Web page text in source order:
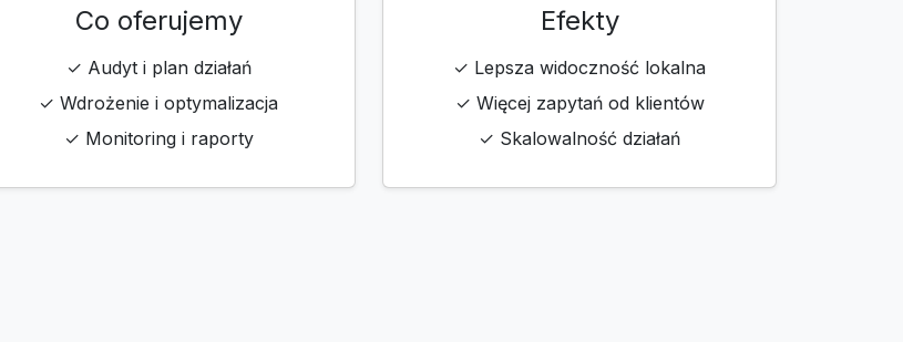
Co oferujemy
✓ Audyt i plan działań
✓ Wdrożenie i optymalizacja
✓ Monitoring i raporty
Efekty
✓ Lepsza widoczność lokalna
✓ Więcej zapytań od klientów
✓ Skalowalność działań